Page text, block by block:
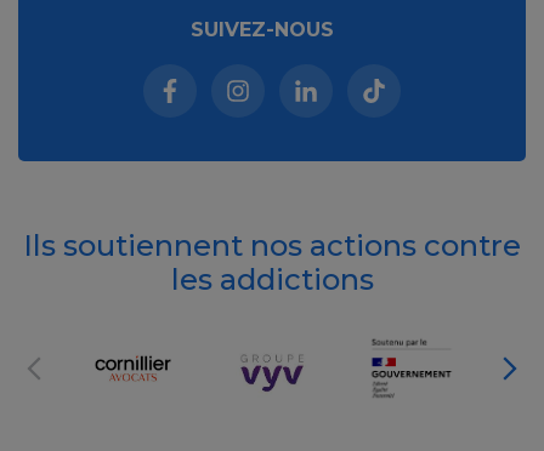
SUIVEZ-NOUS
Facebook (nouvelle fenêtre)
Instagram (nouvelle fenêtre)
Linkedin (nouvelle
Tiktok (nouvelle
Ils soutiennent nos actions contre
les addictions